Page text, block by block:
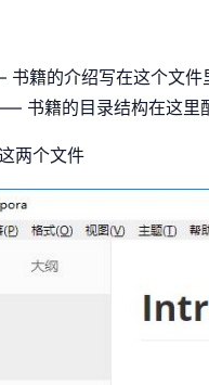
籍的介绍写在这个文件
书籍的目录结构在这里
两个文件